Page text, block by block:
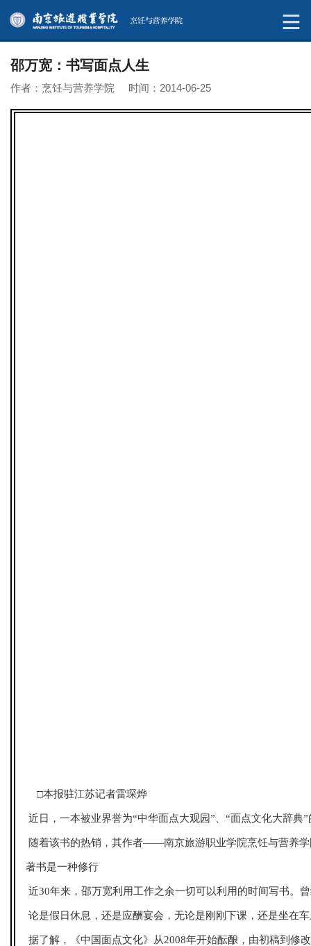
邵万宽：书写面点人生
作者：烹饪与营养学院 时间：2014-06-25
□本报驻江苏记者雷琛烨
近日，一本被业界誉为“中华面点大观园”、“面点文化大辞
随着该书的热销，其作者——南京旅游职业学院烹饪与营养学
著书是一种修行
近30年来，邵万宽利用工作之余一切可以利用的时间写书。
论是假日休息，还是应酬宴会，无论是刚刚下课，还是坐在
据了解，《中国面点文化》从2008年开始酝酿，由初稿到修